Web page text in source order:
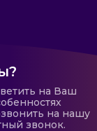
на Ваш
на нашу
звонок.